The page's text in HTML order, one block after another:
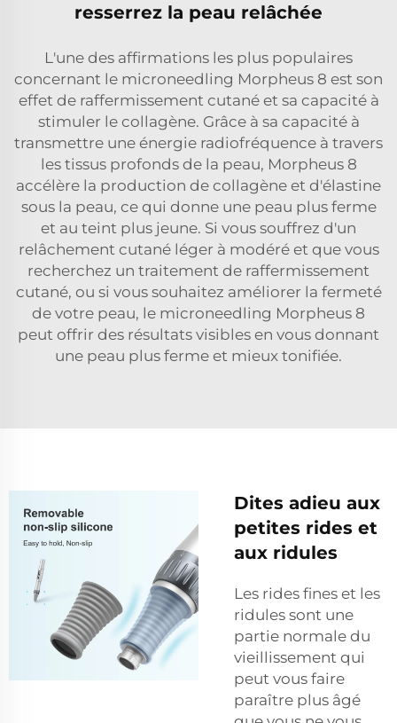
resserrez la peau relâchée
L'une des affirmations les plus populaires
concernant le microneedling Morpheus 8 est son
effet de raffermissement cutané et sa capacité à
stimuler le collagène. Grâce à sa capacité à
transmettre une énergie radiofréquence à travers
les tissus profonds de la peau, Morpheus 8
accélère la production de collagène et d'élastine
sous la peau, ce qui donne une peau plus ferme
et au teint plus jeune. Si vous souffrez d'un
relâchement cutané léger à modéré et que vous
recherchez un traitement de raffermissement
cutané, ou si vous souhaitez améliorer la fermeté
de votre peau, le microneedling Morpheus 8
peut offrir des résultats visibles en vous donnant
une peau plus ferme et mieux tonifiée.
Dites adieu aux
petites rides et
aux ridules
Les rides fines et les
ridules sont une
partie normale du
vieillissement qui
peut vous faire
paraître plus âgé